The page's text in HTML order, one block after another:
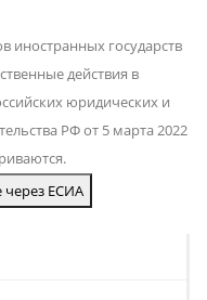
иностранных государств
действия в
юридических и
РФ от 5 марта 2022
ЕСИА